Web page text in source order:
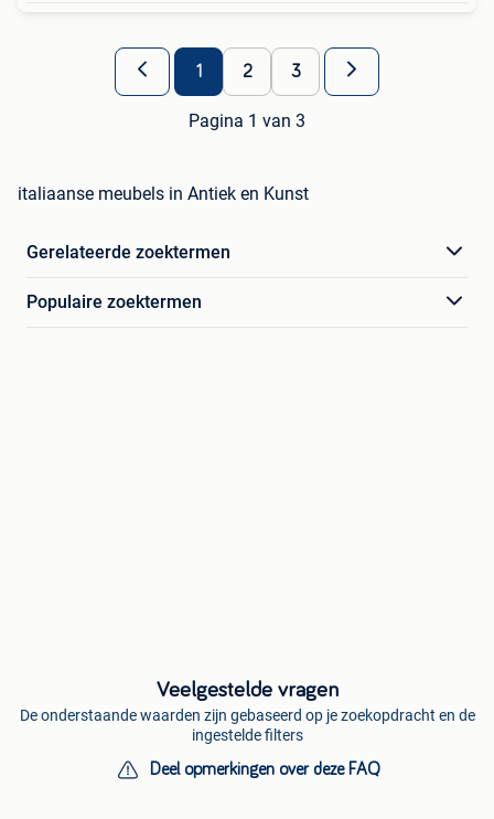
1 2 3
Pagina 1 van 3
italiaanse meubels in Antiek en Kunst
Gerelateerde zoektermen
Populaire zoektermen
Veelgestelde vragen
De onderstaande waarden zijn gebaseerd op je zoekopdracht en de
ingestelde filters
Deel opmerkingen over deze FAQ